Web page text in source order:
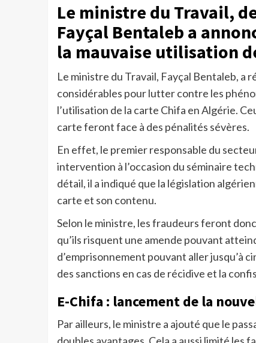
Le ministre du Travail,
Fayçal Bentaleb a
la mauvaise utilisation
Le ministre du Travail, Fayçal Bentaleb, a
considérables pour lutter contre les
l’utilisation de la carte Chifa en Algérie.
carte feront face à des pénalités sévères.
En effet, le premier responsable du
intervention à l’occasion du séminaire
détail, il a indiqué que la législation
carte et son contenu.
Selon le ministre, les fraudeurs feront
qu’ils risquent une amende pouvant
d’emprisonnement pouvant aller jusqu’à
des sanctions en cas de récidive et la
E-Chifa : lancement de la
Par ailleurs, le ministre a ajouté que le